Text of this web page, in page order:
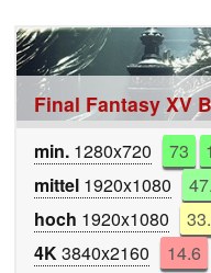
Final Fantasy XV
min. 1280x720 73
mittel 1920x1080
hoch 1920x1080
4K3840x2160 14.6